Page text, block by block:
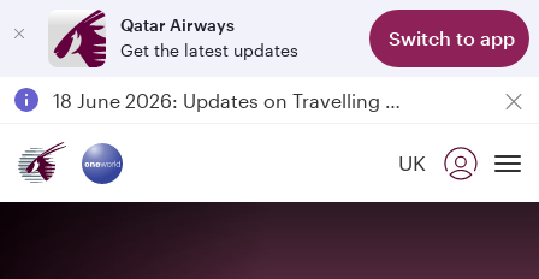
Qatar Airways
Get the latest updates
Switch to app
Passengers flying between Doha and Auckland on QR914 and QR915
18 June 2026: Updates on Travelling with Power Banks
UK